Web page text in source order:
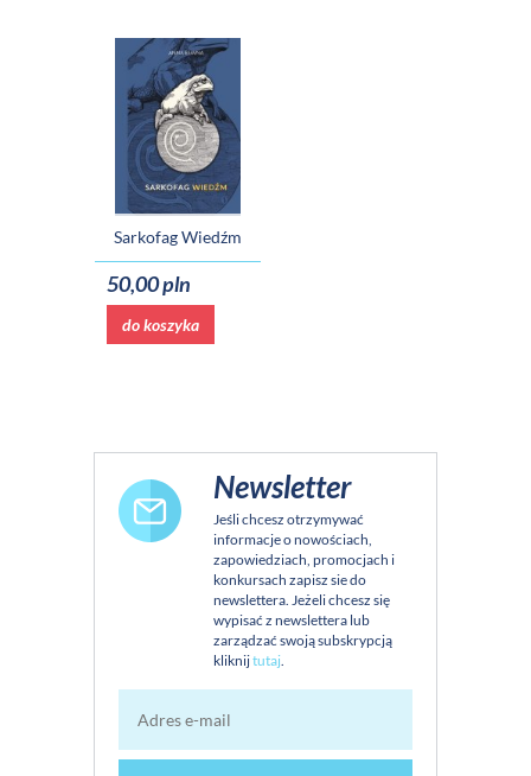
Sarkofag Wiedźm
50,00 pln
do koszyka
Newsletter
Jeśli chcesz otrzymywać
informacje o nowościach,
zapowiedziach, promocjach i
konkursach zapisz sie do
newslettera. Jeżeli chcesz się
wypisać z newslettera lub
zarządzać swoją subskrypcją
kliknijtutaj.